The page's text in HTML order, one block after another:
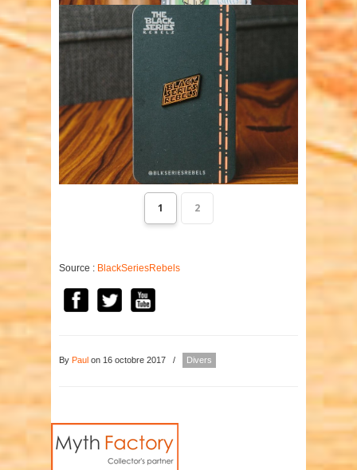
1 2
Source : BlackSeriesRebels
By Paul on 16 octobre 2017 / Divers